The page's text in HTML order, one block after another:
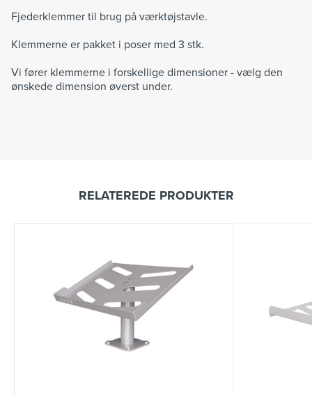
Fjederklemmer til brug på værktøjstavle.
Klemmerne er pakket i poser med 3 stk.
Vi fører klemmerne i forskellige dimensioner - vælg den
ønskede dimension øverst under.
RELATEREDE PRODUKTER